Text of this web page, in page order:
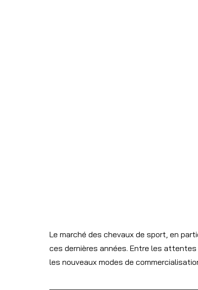
Le marché des chevaux de sport, en
ces dernières années. Entre les
les nouveaux modes de